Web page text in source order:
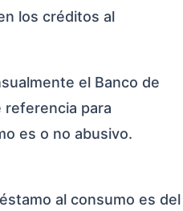
los créditos al
el Banco de
referencia para
es o no abusivo.
al consumo es del